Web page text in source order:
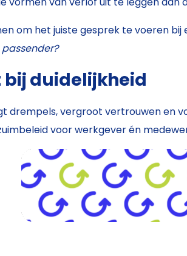
om het juiste gesprek te voeren
duidelijkheid
vergroot vertrouwen en
voor werkgever én